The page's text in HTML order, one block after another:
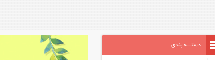
دستـــه بندی